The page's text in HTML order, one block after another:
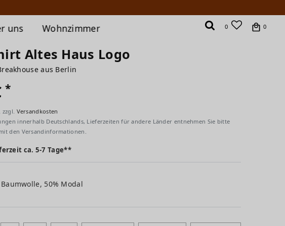
uns Wohnzimmer 0 0
Altes Haus Logo
aus Berlin
*
zzgl. Versandkosten
innerhalb Deutschlands, Lieferzeiten für andere Länder entnehmen Sie bitte
den Versandinformationen.
ca. 5-7 Tage**
50% Modal